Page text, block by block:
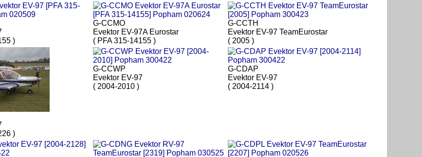
)
G-CCMO
Evektor EV-97A Eurostar
( PFA 315-14155 )
G-CCTH
Evektor EV-97 TeamEurostar
( 2005 )
)
G-CCWP
Evektor EV-97
( 2004-2010 )
G-CDAP
Evektor EV-97
( 2004-2114 )